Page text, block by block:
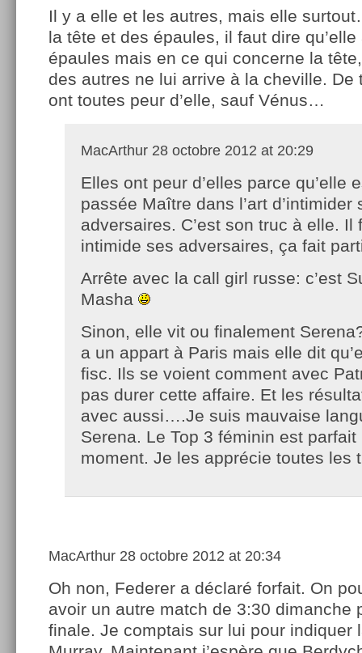
Il y a elle et les autres, mais elle
la tête et des épaules, il faut dire
épaules mais en ce qui concerne la
des autres ne lui arrive à la cheville. De
ont toutes peur d’elle, sauf Vénus…
MacArthur 28 octobre 2012 at 20:29
Elles ont peur d’elles parce qu’elle
passée Maître dans l’art d’intimider
adversaires. C’est son truc à elle. Il
intimide ses adversaires, ça fait
Arrête avec la call girl russe: c’est
Masha
Sinon, elle vit ou finalement
a un appart à Paris mais elle dit
fisc. Ils se voient comment avec
pas durer cette affaire. Et les
avec aussi….Je suis mauvaise
Serena. Le Top 3 féminin est
moment. Je les apprécie toutes les
MacArthur 28 octobre 2012 at 20:34
Oh non, Federer a déclaré forfait. On
avoir un autre match de 3:30 dimanche
finale. Je comptais sur lui pour indiquer